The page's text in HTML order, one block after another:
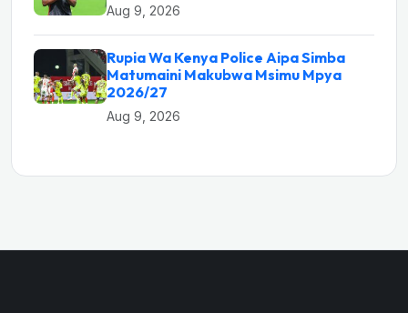
Aug 9, 2026
Rupia Wa Kenya Police Aipa Simba
Matumaini Makubwa Msimu Mpya
2026/27
Aug 9, 2026